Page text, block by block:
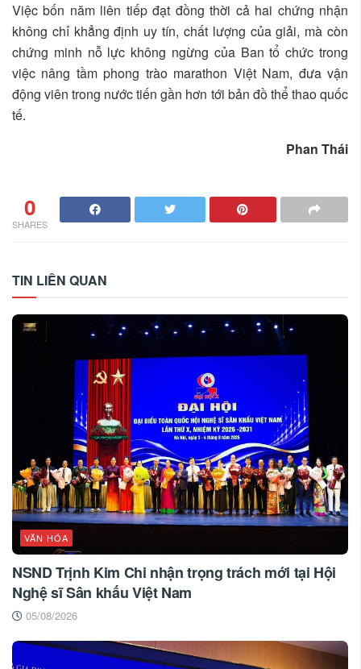
Việc bốn năm liên tiếp đạt đồng thời cả hai chứng nhận
không chỉ khẳng định uy tín, chất lượng của giải, mà còn
chứng minh nỗ lực không ngừng của Ban tổ chức trong
việc nâng tầm phong trào marathon Việt Nam, đưa vận
động viên trong nước tiến gần hơn tới bản đồ thể thao quốc
tế.
Phan Thái
0
SHARES
TIN LIÊN QUAN
VĂN HÓA
NSND Trịnh Kim Chi nhận trọng trách mới tại Hội
Nghệ sĩ Sân khấu Việt Nam
05/08/2026